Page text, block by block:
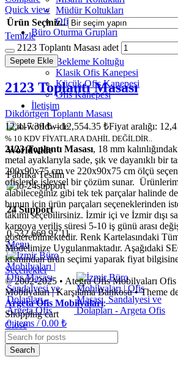
Müdür Koltukları
Ofis Sandalyeleri
Büro Oturma Grupları
Bekleme Koltuğu
Klasik Ofis Kanepesi
Küçük Ofis Kanepesi
Ofis Kanepesi
İletişim
Worldwide
Fabrika Teslim
24 Support
0 532 669 97 11
Menu
0items / 0.00 ₺
Quick view
Ürün Seçiniz..
Temizle
2123 Toplantı Masası adet
Sepete Ekle
2123 Toplantı Masası
Dikdörtgen Toplantı Masası
12,417.39₺ –12,554.35 ₺Fiyat aralığı:
% 10 KDV FİYATLARA DAHİL DEĞİLDİR..
2123 Toplantı Masası, 18 mm
metal ayaklarıyla sade, şık ve dayanıklı bir
200x90x75 cm ve 220x90x75 cm ölçü
ofislerde işlevsel bir çözüm sunar.
alabileceğiniz gibi tek tek parçalar halinde
bunun için ürün parçaları seçeneklerinden
takımı seçebilirsiniz. İzmir içi ve İzmir dışı
kargoya veriliş süresi 5-10 iş günü arası
gösterebilmektedir. Renk Kartelasındaki
Modelimize Uygulanmaktadır. Aşağıdaki
kısmından ürün seçimi yaparak fiyat
Seçenekler
© 2002-2025 • Ategra Ofis Mobilyaları Ofis
Mobilyaları | Karşılama Bankosu • Theme
Argeta Ofis Mobilyaları.
Shopping cart
Close
Search